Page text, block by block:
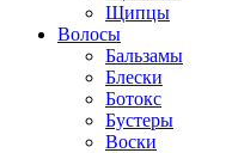
Щипцы
Волосы
Бальзамы
Блески
Ботокс
Бустеры
Воски